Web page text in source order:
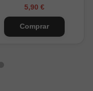
5,90 €
Comprar